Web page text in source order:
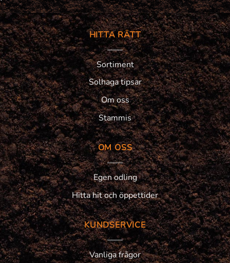
HITTA RÄTT
Sortiment
Solhaga tipsar
Om oss
Stammis
OM OSS
Egen odling
Hitta hit och öppettider
KUNDSERVICE
Vanliga frågor